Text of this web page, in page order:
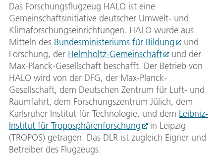
Das Forschungsflugzeug HALO ist eine
Gemeinschaftsinitiative deutscher Umwelt- und
Klimaforschungseinrichtungen. HALO wurde aus
Mitteln des Bundesministeriums für Bildung
und
Forschung, der Helmholtz-Gemeinschaft
und der
Max-Planck-Gesellschaft beschafft. Der Betrieb von
HALO wird von der DFG, der Max-Planck-
Gesellschaft, dem Deutschen Zentrum für Luft- und
Raumfahrt, dem Forschungszentrum Jülich, dem
Karlsruher Institut für Technologie, und dem Leibniz-
Institut für Troposphärenforschung
in Leipzig
(TROPOS) getragen. Das DLR ist zugleich Eigner und
Betreiber des Flugzeugs.